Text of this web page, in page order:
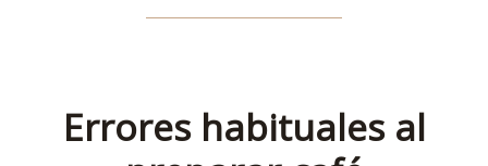
Errores habituales al